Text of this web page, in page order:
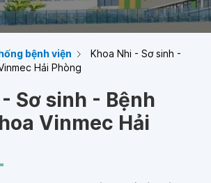
bệnh viện
Khoa Nhi - Sơ sinh -
Hải Phòng
Sơ sinh - Bệnh
Vinmec Hải